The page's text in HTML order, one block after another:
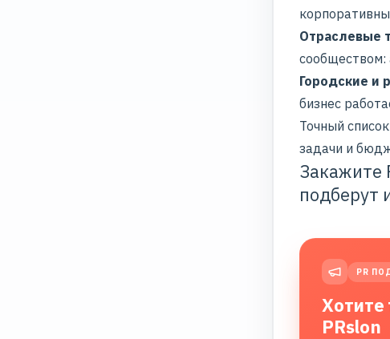
Отраслевые
сообществом:
Городские и
бизнес
Точный
задачи и
Закажите
подберут
PR
PRslon